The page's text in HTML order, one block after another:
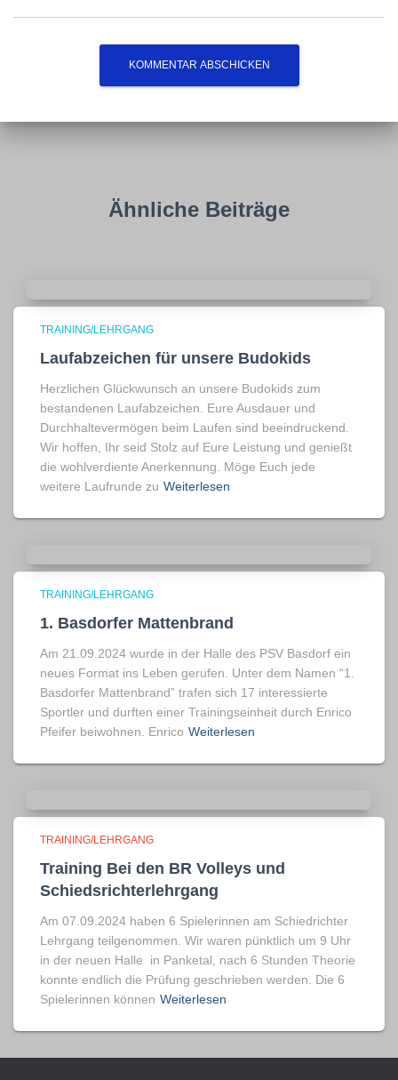
Ähnliche Beiträge
TRAINING/LEHRGANG
Laufabzeichen für unsere Budokids
Herzlichen Glückwunsch an unsere Budokids zum
bestandenen Laufabzeichen. Eure Ausdauer und
Durchhaltevermögen beim Laufen sind beeindruckend.
Wir hoffen, Ihr seid Stolz auf Eure Leistung und genießt
die wohlverdiente Anerkennung. Möge Euch jede
weitere Laufrunde zu Weiterlesen
TRAINING/LEHRGANG
1. Basdorfer Mattenbrand
Am 21.09.2024 wurde in der Halle des PSV Basdorf ein
neues Format ins Leben gerufen. Unter dem Namen “1.
Basdorfer Mattenbrand” trafen sich 17 interessierte
Sportler und durften einer Trainingseinheit durch Enrico
Pfeifer beiwohnen. Enrico Weiterlesen
TRAINING/LEHRGANG
Training Bei den BR Volleys und
Schiedsrichterlehrgang
Am 07.09.2024 haben 6 Spielerinnen am Schiedrichter
Lehrgang teilgenommen. Wir waren pünktlich um 9 Uhr
in der neuen Halle in Panketal, nach 6 Stunden Theorie
konnte endlich die Prüfung geschrieben werden. Die 6
Spielerinnen können Weiterlesen